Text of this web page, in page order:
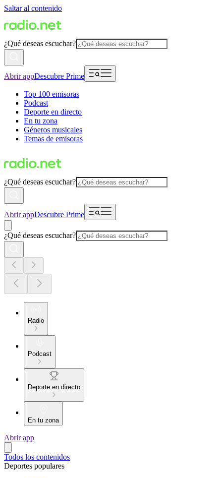
Saltar al contenido
¿Qué deseas escuchar?
Abrir appDescubre Prime
Top 100 emisoras
Podcast
Deporte en directo
En tu zona
Géneros musicales
Temas de emisoras
¿Qué deseas escuchar?
Abrir appDescubre Prime
¿Qué deseas escuchar?
Radio
Podcast
Deporte en directo
En tu zona
Abrir app
Todos los contenidos
Deportes populares